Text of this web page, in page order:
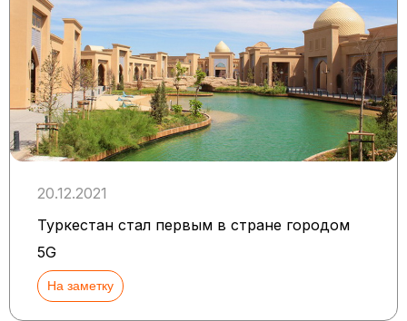
20.12.2021
Туркестан стал первым в стране городом
5G
На заметку